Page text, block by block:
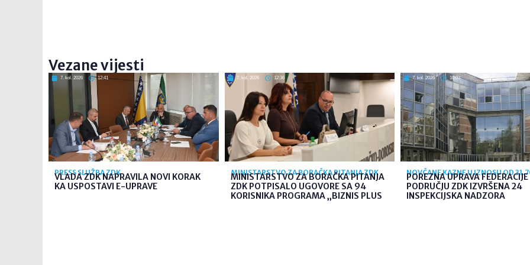
Vezane vijesti
7. kol. 2026 12:41
PRESS SLUŽBA ZDK
VLADA ZDK NAPRAVILA NOVI KORAK
KA USPOSTAVI E-UPRAVE
7. kol. 2026 12:36
MINISTARSTVO ZA BORAČKA PITANJA ZDK
MINISTARSTVO ZA BORAČKA PITANJA
ZDK POTPISALO UGOVORE SA 94
KORISNIKA PROGRAMA „BIZNIS PLUS
7. kol. 2026 10:03
NOVČANE KAZNE U IZNOSU OD
POREZNA UPRAVA
PODRUČJU ZDK IZVRŠENA 24
INSPEKCIJSKA NADZORA